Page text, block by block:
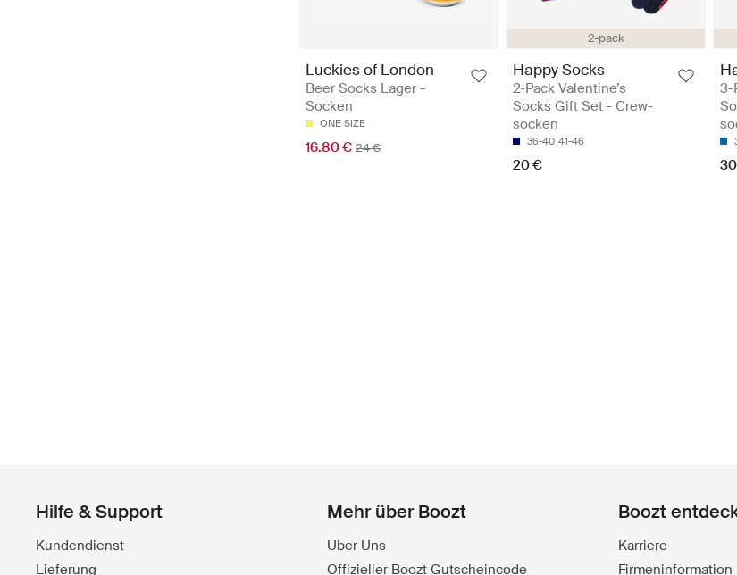
Luckies of London
Beer Socks Lager -
Socken
ONE SIZE
16.80 € 24 €
2-pack
Happy Socks
2-Pack Valentine’s
Socks Gift Set - Crew-
socken
36-40 41-46
20 €
3-
Hilfe & Support
Kundendienst
Lieferung
Mehr über Boozt
Uber Uns
Offizieller Boozt Gutscheincode
Boozt
Karriere
Firmeninformation